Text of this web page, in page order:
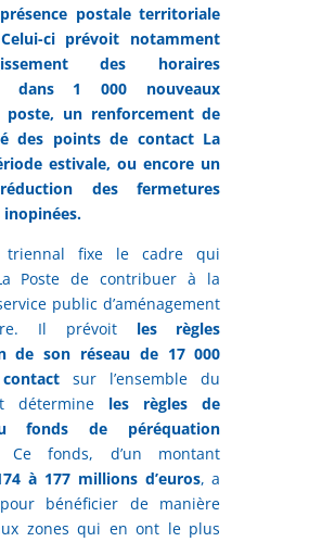
postale territoriale
Celui-ci prévoit notamment
des horaires
dans 1 000 nouveaux
poste, un renforcement de
des points de contact La
estivale, ou encore un
des fermetures
triennal fixe le cadre qui
Poste de contribuer à la
public d’aménagement
Il prévoit les règles
de son réseau de 17 000
sur l’ensemble du
détermine les règles de
fonds de péréquation
fonds, d’un montant
à 177 millions d’euros, a
bénéficier de manière
zones qui en ont le plus